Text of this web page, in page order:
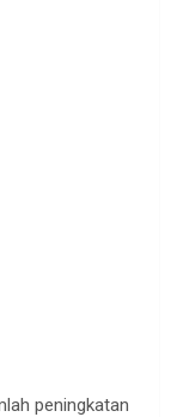
peningkatan